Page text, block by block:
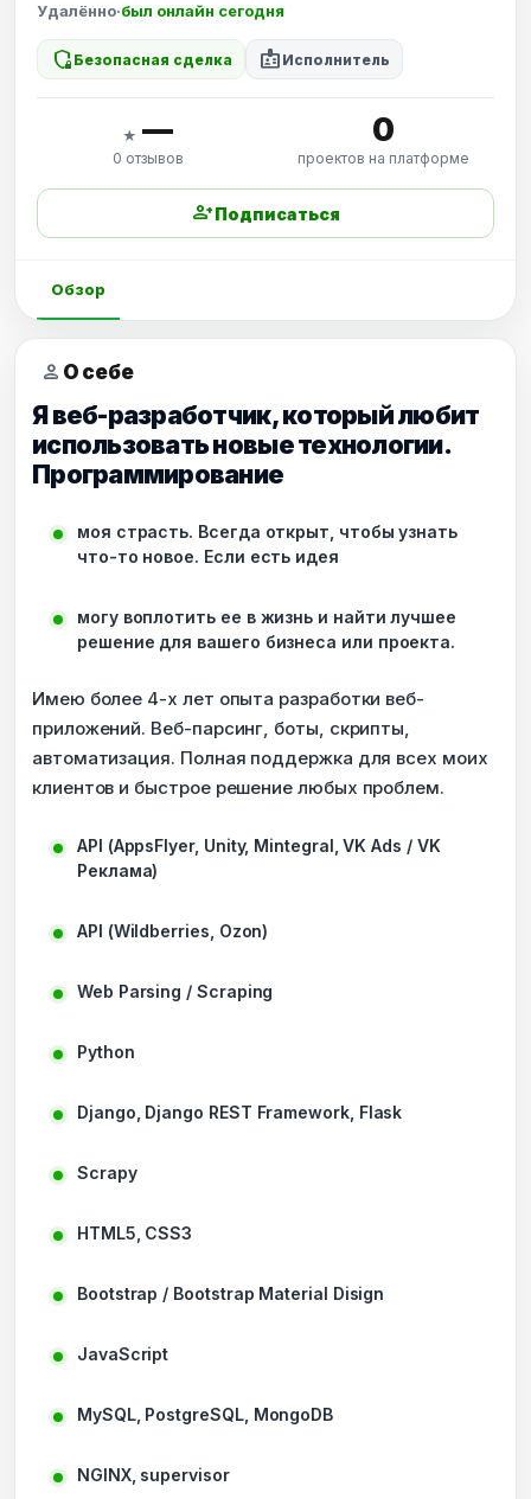
Удалённо·был онлайн сегодня
shield_locked Безопасная сделка badge Исполнитель
★ —
0 отзывов
0
проектов на платформе
person_addПодписаться
Обзор
person О себе
Я веб-разработчик, который любит
использовать новые технологии.
Программирование
моя страсть. Всегда открыт, чтобы узнать
что-то новое. Если есть идея
могу воплотить ее в жизнь и найти лучшее
решение для вашего бизнеса или проекта.
Имею более 4-х лет опыта разработки веб-
приложений. Веб-парсинг, боты, скрипты,
автоматизация. Полная поддержка для всех моих
клиентов и быстрое решение любых проблем.
API (AppsFlyer, Unity, Mintegral, VK Ads / VK
Реклама)
API (Wildberries, Ozon)
Web Parsing / Scraping
Python
Django, Django REST Framework, Flask
Scrapy
HTML5, CSS3
Bootstrap / Bootstrap Material Disign
JavaScript
MySQL, PostgreSQL, MongoDB
NGINX, supervisor